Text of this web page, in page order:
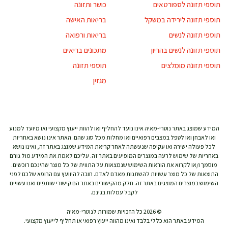
תוספי תזונה לספורטאים
תוספי תזונה לירידה במשקל
תוספי תזונה לנשים
תוספי תזונה לנשים בהריון
תוספי תזונה מומלצים
כושר ותזונה
בריאות האישה
בריאות ורפואה
מתכונים בריאים
תוספי תזונה
מגזין
המידע שמוצג באתר נוטרי-מאיה אינו נועד להחליף ואו להוות ייעוץ מקצועי ואו מיועד למנוע
ואו לאבחן ואו לטפל במצבים רפואיים ואו מחלות מכל סוג שהם. האתר אינו נושא באחריות
לכל פעולה ישירה ואו עקיפה שנעשתה לאחר קריאת המידע שמוצג באתר זה, ואינו נושא
באחריות של שימוש לרעה במוצרים המופיעים באתר זה. עליכם לאמת את המידע מול גורם
מוסמך ו/או לקרוא את הוראות השימוש שנמצאות על התווית של כל מוצר שהינכם רוכשים.
התוצאות של כל מוצר עשויות להשתנות מאדם לאדם. חובה להיוועץ עם הרופא שלכם לפני
השימוש במוצרים המוצגים באתר זה. חלק מהקישורים באתר הם קישורי שותפים ואנו עשויים
לקבל עמלות בגינם.
© 2026 כל הזכויות שמורות לנוטרי-מאיה
המידע באתר הוא כללי בלבד ואינו מהווה ייעוץ רפואי או תחליף לייעוץ מקצועי.